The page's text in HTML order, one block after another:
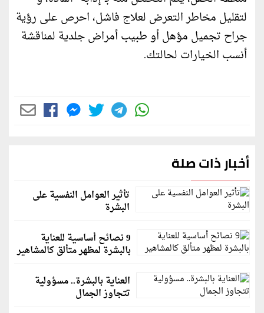
لتقليل مخاطر التعرض لعلاج فاشل، احرص على رؤية
جراح تجميل مؤهل أو طبيب أمراض جلدية لمناقشة
أنسب الخيارات لحالتك.
أخبار ذات صلة
تأثير العوامل النفسية على
البشرة
9 نصائح أساسية للعناية
بالبشرة لمظهر متألق كالمشاهير
العناية بالبشرة.. مسؤولية
تتجاوز الجمال